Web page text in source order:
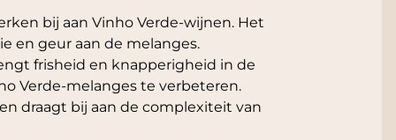
bij aan Vinho Verde-wijnen. Het
en geur aan de melanges.
frisheid en knapperigheid in de
Verde-melanges te verbeteren.
draagt bij aan de complexiteit van